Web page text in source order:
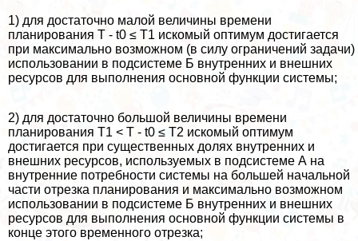
1) для достаточно малой величины времени
планирования T - t0 ≤ T1 искомый оптимум достигается
при максимально возможном (в силу ограничений задачи)
использовании в подсистеме Б внутренних и внешних
ресурсов для выполнения основной функции системы;
2) для достаточно большой величины времени
планирования T1 < T - t0 ≤ T2 искомый оптимум
достигается при существенных долях внутренних и
внешних ресурсов, используемых в подсистеме А на
внутренние потребности системы на большей начальной
части отрезка планирования и максимально возможном
использовании в подсистеме Б внутренних и внешних
ресурсов для выполнения основной функции системы в
конце этого временного отрезка;